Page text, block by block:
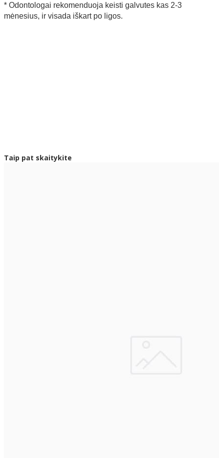
* Odontologai rekomenduoja keisti galvutes kas 2-3
mėnesius, ir visada iškart po ligos.
Taip pat skaitykite